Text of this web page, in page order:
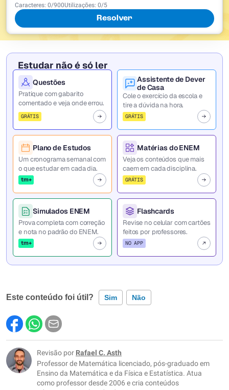
Caracteres: 0/900Utilizações: 0/5
Resolver
Estudar não é só ler
Questões
Pratique com gabarito
comentado e veja onde errou.
GRÁTIS
Assistente de Dever
de Casa
Cole o exercício da escola e
tire a dúvida na hora.
GRÁTIS
Plano de Estudos
Um cronograma semanal com
o que estudar em cada dia.
tm+
Matérias do ENEM
Veja os conteúdos que mais
caem em cada disciplina.
GRÁTIS
Simulados ENEM
Prova completa com correção
e nota no padrão do ENEM.
tm+
Flashcards
Revise no celular com cartões
feitos por professores.
NO APP
Este conteúdo foi útil? Sim Não
Este conteúdo contém informação incorreta
Este conteúdo não tem a informação que procuro
Outro
Revisão por Rafael C. Asth
Professor de Matemática licenciado, pós-graduado em
Ensino da Matemática e da Física e Estatística. Atua
como professor desde 2006 e cria conteúdos